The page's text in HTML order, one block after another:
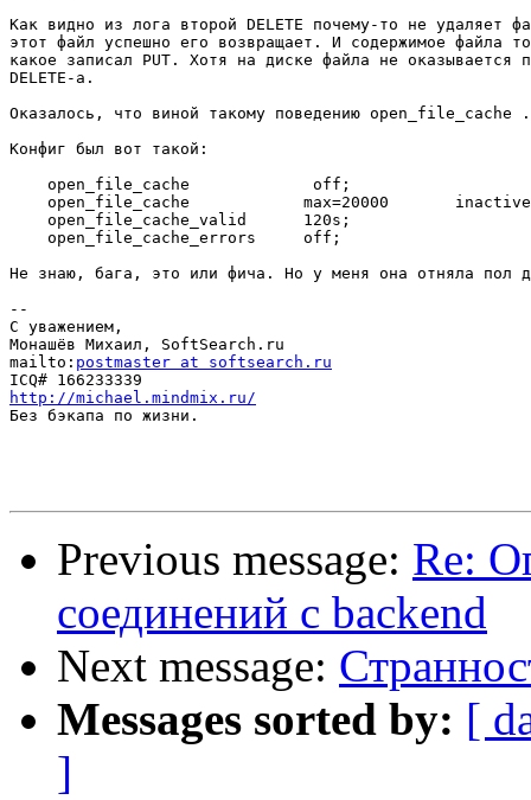
Как видно из лога второй DELETE почему-то не удаляет
этот файл успешно его возвращает. И содержимое файла
какое записал PUT. Хотя на диске файла не оказывается
DELETE-а.
Оказалось, что виной такому поведению open_file_cache .
Конфиг был вот такой:
    open_file_cache             off;
open_file_cache            max=20000
    open_file_cache_valid      120s;
    open_file_cache_errors     off;
Не знаю, бага, это или фича. Но у меня она отняла
--
С уважением,
Монашёв Михаил, SoftSearch.ru
mailto: postmaster at softsearch.ru
http://michael.mindmix.ru/
Без бэкапа по жизни.
Previous message: Re:
соединений с backend
Next message:
Messages sorted by: [
]